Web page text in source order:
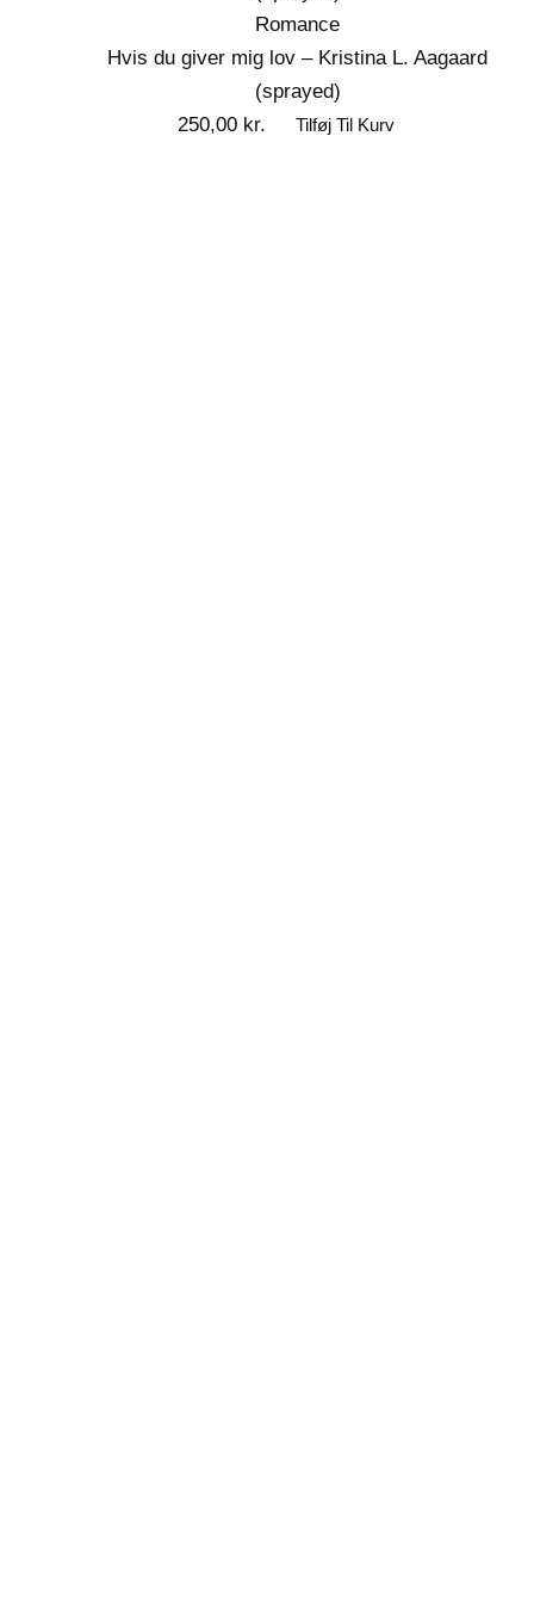
Romance
Hvis du giver mig lov – Kristina L. Aagaard
(sprayed)
250,00 kr. Tilføj Til Kurv